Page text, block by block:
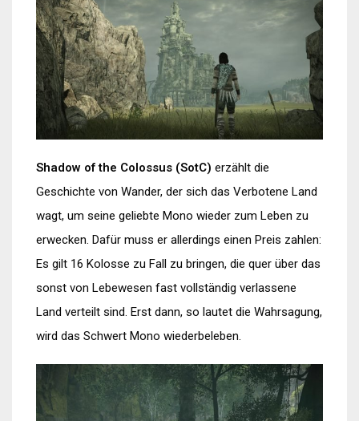
Shadow of the Colossus (SotC) erzählt die
Geschichte von Wander, der sich das Verbotene Land
wagt, um seine geliebte Mono wieder zum Leben zu
erwecken. Dafür muss er allerdings einen Preis zahlen:
Es gilt 16 Kolosse zu Fall zu bringen, die quer über das
sonst von Lebewesen fast vollständig verlassene
Land verteilt sind. Erst dann, so lautet die Wahrsagung,
wird das Schwert Mono wiederbeleben.